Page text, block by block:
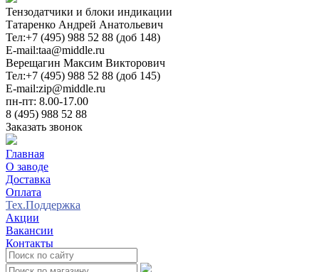
Тензодатчики и блоки индикации
Татаренко Андрей Анатольевич
Тел:+7 (495) 988 52 88 (доб 148)
E-mail:taa@middle.ru
Верещагин Максим Викторович
Тел:+7 (495) 988 52 88 (доб 145)
E-mail:zip@middle.ru
пн-пт: 8.00-17.00
8 (495) 988 52 88
Заказать звонок
Главная
О заводе
Доставка
Оплата
Тех.Поддержка
Акции
Вакансии
Контакты
0